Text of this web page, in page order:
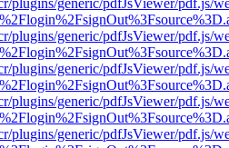
plugins/generic/pdfJsViewer/pdf.js/
plugins/generic/pdfJsViewer/pdf.js/
plugins/generic/pdfJsViewer/pdf.js/
plugins/generic/pdfJsViewer/pdf.js/
plugins/generic/pdfJsViewer/pdf.js/